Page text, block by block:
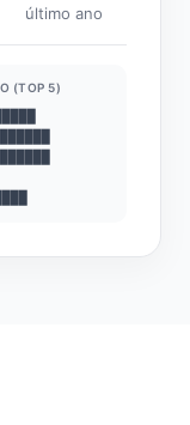
último ano
(TOP 5)